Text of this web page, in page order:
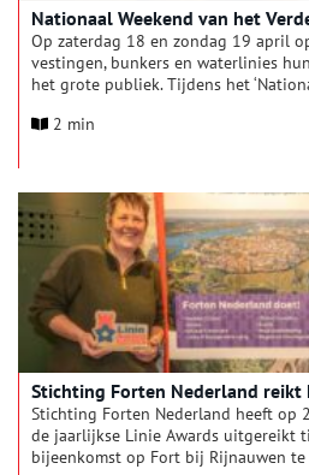
Nationaal Weekend van het
Op zaterdag 18 en zondag 19 april
vestingen, bunkers en waterlinies
het grote publiek. Tijdens het
Maastricht in één groot
dan ooit.
2 min
Stichting Forten Nederland reikt
Stichting Forten Nederland heeft op
de jaarlijkse Linie Awards uitgereikt
bijeenkomst op Fort bij Rijnauwen